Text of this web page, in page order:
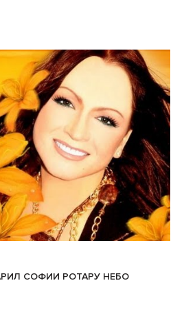
СОФИИ РОТАРУ НЕБО